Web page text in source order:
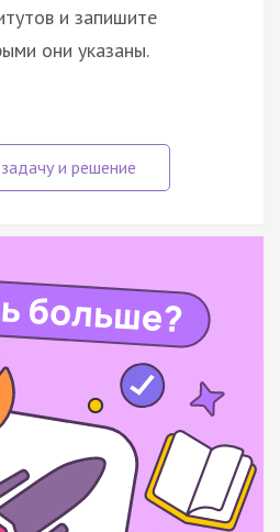
и запишите
они указаны.